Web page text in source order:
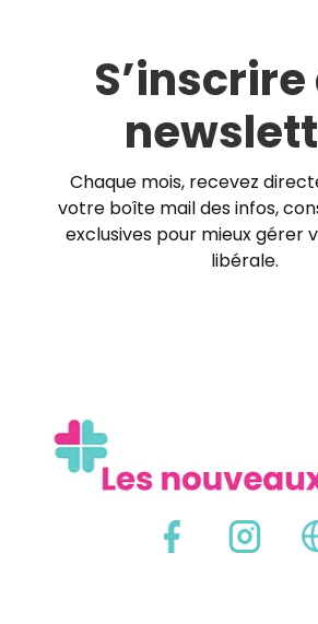
S’inscrire
Chaque mois, recevez
votre boîte mail des infos,
exclusives pour mieux gérer
libérale.